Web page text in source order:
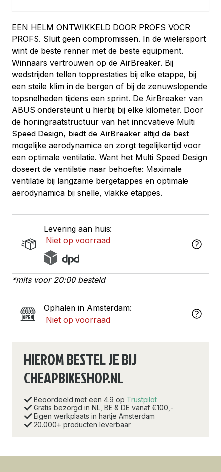
EEN HELM ONTWIKKELD DOOR PROFS VOOR
PROFS. Sluit geen compromissen. In de wielersport
wint de beste renner met de beste equipment.
Winnaars vertrouwen op de AirBreaker. Bij
wedstrijden tellen topprestaties bij elke etappe, bij
een steile klim in de bergen of bij de zenuwslopende
topsnelheden tijdens een sprint. De AirBreaker van
ABUS ondersteunt u hierbij bij elke kilometer. Door
de honingraatstructuur van het innovatieve Multi
Speed Design, biedt de AirBreaker altijd de best
mogelijke aerodynamica en zorgt tegelijkertijd voor
een optimale ventilatie. Want het Multi Speed Design
doseert de ventilatie naar behoefte: Maximale
ventilatie bij langzame bergetappes en optimale
aerodynamica bij snelle, vlakke etappes.
Levering aan huis:
Niet op voorraad
*mits voor 20:00 besteld
Ophalen in Amsterdam:
Niet op voorraad
HIEROM BESTEL JE BIJ
CHEAPBIKESHOP.NL
Beoordeeld met een 4.9 op Trustpilot
Gratis bezorgd in NL, BE & DE vanaf €100,-
Eigen werkplaats in hartje Amsterdam
20.000+ producten leverbaar